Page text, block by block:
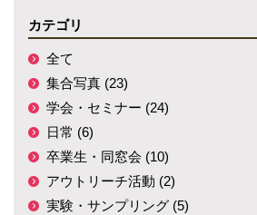
カテゴリ
全て
集合写真 (23)
学会・セミナー (24)
日常 (6)
卒業生・同窓会 (10)
アウトリーチ活動 (2)
実験・サンプリング (5)